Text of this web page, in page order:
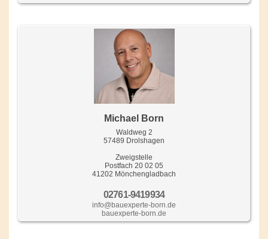
Michael Born
Waldweg 2
57489 Drolshagen
Zweigstelle
Postfach 20 02 05
41202 Mönchengladbach
02761-9419934
info@bauexperte-born.de
bauexperte-born.de